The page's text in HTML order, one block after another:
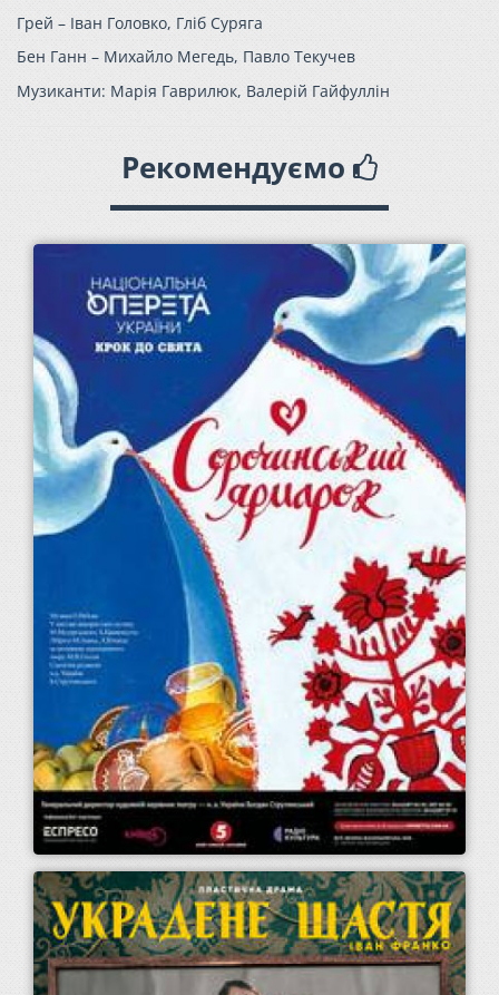
Грей – Іван Головко, Гліб Суряга
Бен Ганн – Михайло Мегедь, Павло Текучев
Музиканти: Марія Гаврилюк, Валерій Гайфуллін
Рекомендуємо